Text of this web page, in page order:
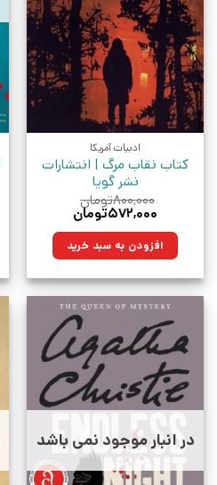
ادبیات آمریکا
کتاب نقاب مرگ | انتشارات
نشر گویا
۸۰۰,۰۰۰تومان
قیمت
۸۰۰,۰۰۰تومان
بود.
۵۷۲,۰۰۰تومان
۵۷۲,۰۰۰تومان.افزودن به سبد خرید
در انبار موجود نمی باشد